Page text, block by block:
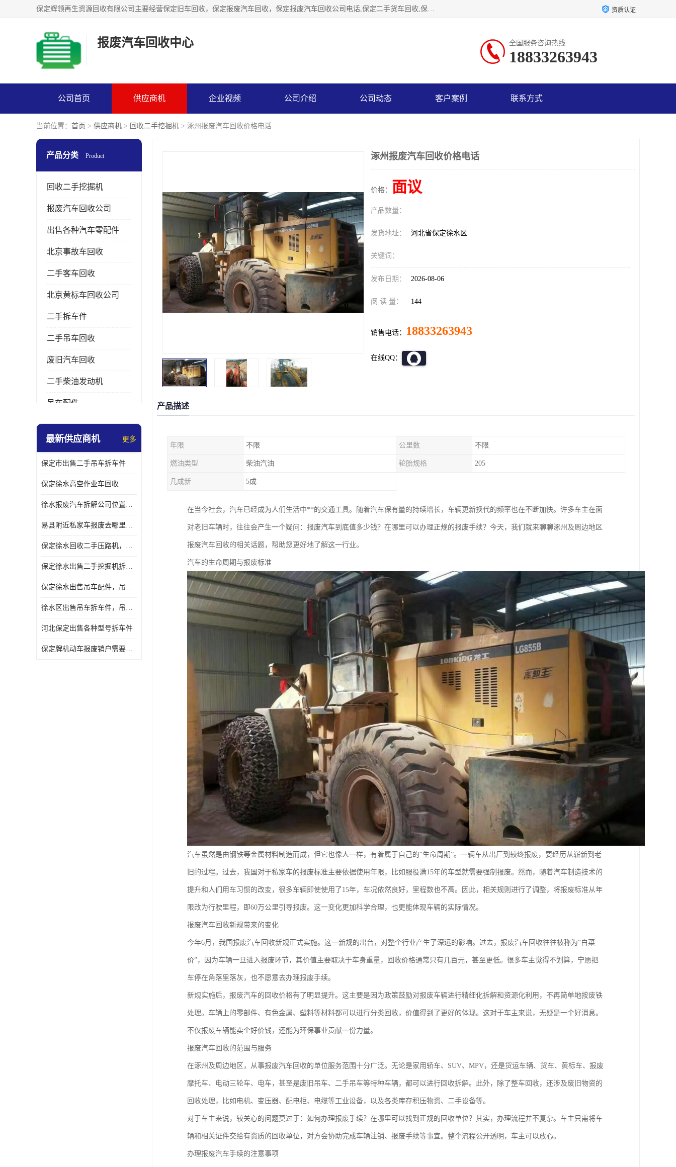
保定辉领再生资源回收有限公司主要经营保定旧车回收，保定报废汽车回收，保定报废汽车回收公司电话,保定二手货车回收,保定黄标车回收, 保定黄标车回收，保定哪里收报废车，保定废旧汽车回收，保定汽车报废手续办理，保定汽车解体厂。将通过采取区域限行促进淘汰、经济补助激励新、加大上路*法处罚、加强达标排放监管等综合措施，对老旧机动车逐步实行末位淘汰，加快老旧机动车淘汰新 资质认证
报废汽车回收中心 全国服务咨询热线:
18833263943
公司首页 供应商机 企业视频 公司介绍 公司动态 客户案例 联系方式
当前位置： 首页 > 供应商机 > 回收二手挖掘机 > 涿州报废汽车回收价格电话
产品分类 Product
回收二手挖掘机
报废汽车回收公司
出售各种汽车零配件
北京事故车回收
二手客车回收
北京黄标车回收公司
二手拆车件
二手吊车回收
废旧汽车回收
二手柴油发动机
吊车配件
挖掘机拆车件
最新供应商机 更多
保定市出售二手吊车拆车件
保定徐水高空作业车回收
徐水报废汽车拆解公司位置，出售二手拆车件发动机
易县附近私家车报废去哪里，咨询车辆销户流程电话
保定徐水回收二手压路机，压路机拆解市场在哪
保定徐水出售二手挖掘机拆车件，挖掘机配件，液压件出售
保定徐水出售吊车配件，吊车拆车件出售
徐水区出售吊车拆车件，吊车液压件，吊车发动机变速箱出售
河北保定出售各种型号拆车件
保定牌机动车报废销户需要带哪些手续，流程咨询
涿州报废汽车回收价格电话
价格： 面议
产品数量：
发货地址： 河北省保定徐水区
关键词：
发布日期： 2026-08-06
阅 读 量： 144
销售电话： 18833263943
在线QQ：
产品描述
年限 不限 公里数 不限
燃油类型 柴油汽油 轮胎规格 205
几成新 5成
在当今社会，汽车已经成为人们生活中**的交通工具。随着汽车保有量的持续增长，车辆更新换代的频率也在不断加快。许多车主在面
对老旧车辆时，往往会产生一个疑问：报废汽车到底值多少钱？在哪里可以办理正规的报废手续？今天，我们就来聊聊涿州及周边地区
报废汽车回收的相关话题，帮助您更好地了解这一行业。
汽车的生命周期与报废标准
汽车虽然是由钢铁等金属材料制造而成，但它也像人一样，有着属于自己的“生命周期”。一辆车从出厂到较终报废，要经历从崭新到老
旧的过程。过去，我国对于私家车的报废标准主要依据使用年限，比如服役满15年的车型就需要强制报废。然而，随着汽车制造技术的
提升和人们用车习惯的改变，很多车辆即使使用了15年，车况依然良好，里程数也不高。因此，相关规则进行了调整，将报废标准从年
限改为行驶里程，即60万公里引导报废。这一变化更加科学合理，也更能体现车辆的实际情况。
报废汽车回收新规带来的变化
今年6月，我国报废汽车回收新规正式实施。这一新规的出台，对整个行业产生了深远的影响。过去，报废汽车回收往往被称为“白菜
价”，因为车辆一旦进入报废环节，其价值主要取决于车身重量，回收价格通常只有几百元，甚至更低。很多车主觉得不划算，宁愿把
车停在角落里落灰，也不愿意去办理报废手续。
新规实施后，报废汽车的回收价格有了明显提升。这主要是因为政策鼓励对报废车辆进行精细化拆解和资源化利用，不再简单地按废铁
处理。车辆上的零部件、有色金属、塑料等材料都可以进行分类回收，价值得到了更好的体现。这对于车主来说，无疑是一个好消息。
不仅报废车辆能卖个好价钱，还能为环保事业贡献一份力量。
报废汽车回收的范围与服务
在涿州及周边地区，从事报废汽车回收的单位服务范围十分广泛。无论是家用轿车、SUV、MPV，还是货运车辆、货车、黄标车、报废
摩托车、电动三轮车、电车，甚至是废旧吊车、二手吊车等特种车辆，都可以进行回收拆解。此外，除了整车回收，还涉及废旧物资的
回收处理，比如电机、变压器、配电柜、电缆等工业设备，以及各类库存积压物资、二手设备等。
对于车主来说，较关心的问题莫过于：如何办理报废手续？在哪里可以找到正规的回收单位？其实，办理流程并不复杂。车主只需将车
辆和相关证件交给有资质的回收单位，对方会协助完成车辆注销、报废手续等事宜。整个流程公开透明，车主可以放心。
办理报废汽车手续的注意事项